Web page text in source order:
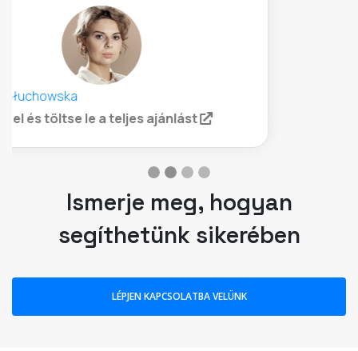
segíthetünk sikerében
LÉPJEN KAPCSOLATBA VELÜNK
Te lehetsz a következő
vásárlói sikertörténetünk!
Olvasson esettanulmányokat és ügyfeleink
sikertörténeteit itt.